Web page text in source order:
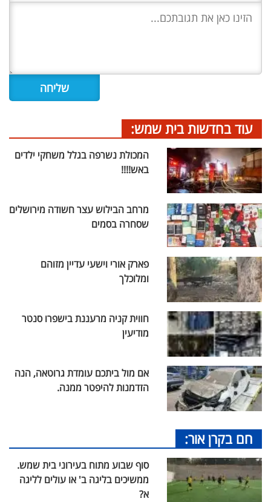
עוד בחדשות בית שמש:
המכולת נשרפה בגלל משחקי ילדים
באש!!!!
מרחב הבילוש עצר חשודה מירושלים
שסחרה בסמים
פארק אורי וישעי עדיין מזוהם
ומלוכלך
חווית קניה מרעננת בישפרו סנטר
מודיעין
אם מול ביתכם עומדת גרוטאה, הנה
הזדמנות להיפטר ממנה.
חם בקרן אור:
סוף שבוע מתוח בעירוני בית שמש.
ממשיכים בליגה ב' או עולים לליגה
א?